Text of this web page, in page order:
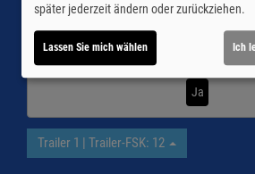
Möchten Sie von Youtube (Trailer
Ja
Trailer 1 | Trailer-FSK: 12
später jederzeit ändern oder zurückziehen.
Lassen Sie mich wählen Ich